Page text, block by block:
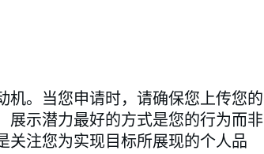
机。当您申请时，请确保您上传您的
展示潜力最好的方式是您的行为而非
关注您为实现目标所展现的个人品